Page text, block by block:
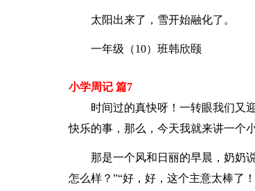
太阳出来了，雪开始融化了。
一年级（10）班韩欣颐
小学周记 篇7
时间过的真快呀！一转眼我们又
快乐的事，那么，今天我就来讲一个
那是一个风和日丽的早晨，奶奶
怎么样？”“好，好，这个主意太棒了